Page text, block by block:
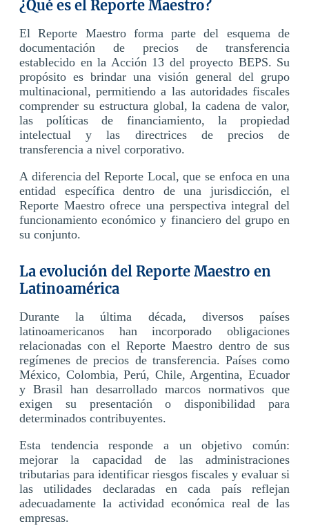
¿Qué es el Reporte Maestro?
El Reporte Maestro forma parte del esquema de
documentación de precios de transferencia
establecido en la Acción 13 del proyecto BEPS. Su
propósito es brindar una visión general del grupo
multinacional, permitiendo a las autoridades fiscales
comprender su estructura global, la cadena de valor,
las políticas de financiamiento, la propiedad
intelectual y las directrices de precios de
transferencia a nivel corporativo.
A diferencia del Reporte Local, que se enfoca en una
entidad específica dentro de una jurisdicción, el
Reporte Maestro ofrece una perspectiva integral del
funcionamiento económico y financiero del grupo en
su conjunto.
La evolución del Reporte Maestro en
Latinoamérica
Durante la última década, diversos países
latinoamericanos han incorporado obligaciones
relacionadas con el Reporte Maestro dentro de sus
regímenes de precios de transferencia. Países como
México, Colombia, Perú, Chile, Argentina, Ecuador
y Brasil han desarrollado marcos normativos que
exigen su presentación o disponibilidad para
determinados contribuyentes.
Esta tendencia responde a un objetivo común:
mejorar la capacidad de las administraciones
tributarias para identificar riesgos fiscales y evaluar si
las utilidades declaradas en cada país reflejan
adecuadamente la actividad económica real de las
empresas.